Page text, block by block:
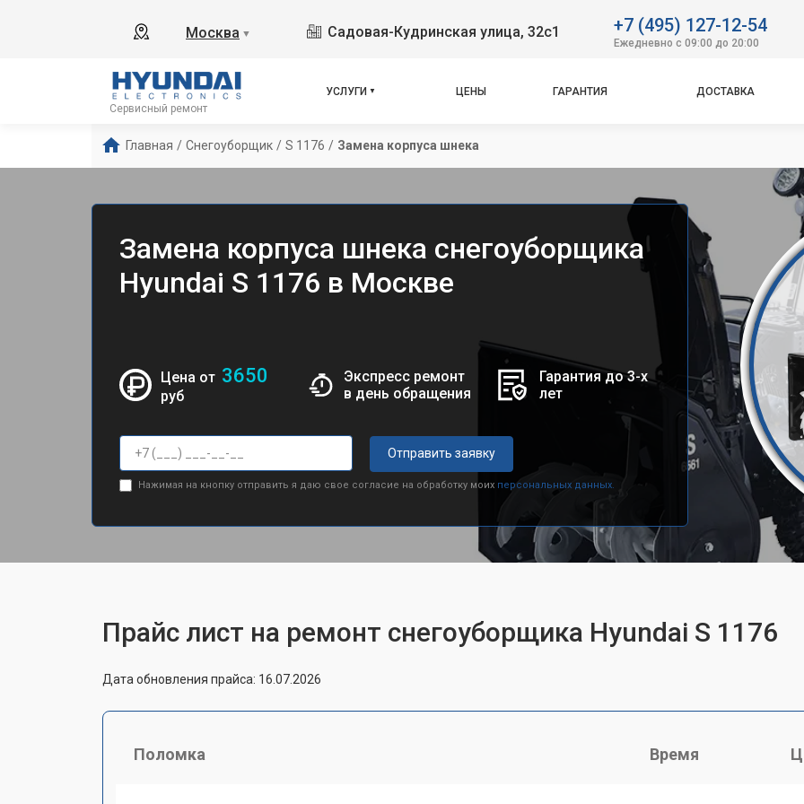
Москва ▼ Садовая-Кудринская улица, 32с1 +7 (495) 127-12-54
Ежедневно с 09:00 до 20:00
Сервисный ремонт
УСЛУГИ ЦЕНЫ ГАРАНТИЯ ДОСТАВКА
Главная / Снегоуборщик / S 1176 / Замена корпуса шнека
Замена корпуса шнека снегоуборщика
Hyundai S 1176 в Москве
Цена от 3650
руб
Экспресс ремонт
в день обращения
Гарантия до 3-х
лет
Отправить заявку
Нажимая на кнопку отправить я даю свое согласие на обработку моих персональных данных.
Прайс лист на ремонт снегоуборщика Hyundai S 1176
Дата обновления прайса: 16.07.2026
Поломка Время